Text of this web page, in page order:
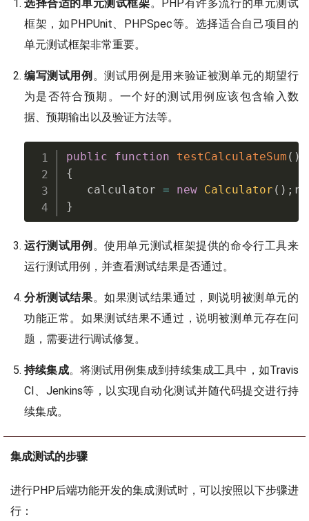
选择合适的单元测试框架。PHP有许多流行的单元测试
框架，如PHPUnit、PHPSpec等。选择适合自己项目的
单元测试框架非常重要。
编写测试用例 。测试用例是用来验证被测单元的期望行
为是否符合预期。一个好的测试用例应该包含输入数
据、预期输出以及验证方法等。
public function testCalculateSum ( )
{
   calculator
= new Calculator ( ) ;
}
运行测试用例 。使用单元测试框架提供的命令行工具来
运行测试用例，并查看测试结果是否通过。
分析测试结果。如果测试结果通过，则说明被测单元的
功能正常。如果测试结果不通过，说明被测单元存在问
题，需要进行调试修复。
持续集成。将测试用例集成到持续集成工具中，如Travis
CI、Jenkins等，以实现自动化测试并随代码提交进行持
续集成。
集成测试的步骤
进行PHP后端功能开发的集成测试时，可以按照以下步骤进
行：